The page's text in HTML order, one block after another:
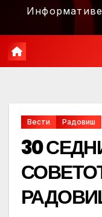
Вести Радовиш
30